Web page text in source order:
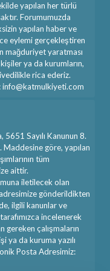
yapılan her türlü
Forumumuzda
yapılan haber ve
eylemi gerçekleştiren
mağduriyet yaratması
ya da kurumların,
rica ederiz.
info@katmulkiyeti.com
5651 Sayılı Kanunun 8.
Maddesine göre, yapılan
tüm
aittir.
iletilecek olan
gönderildikten
ilgili kanunlar ve
incelenerek
gereken çalışmaların
ya da kuruma yazılı
Posta Adresimiz: